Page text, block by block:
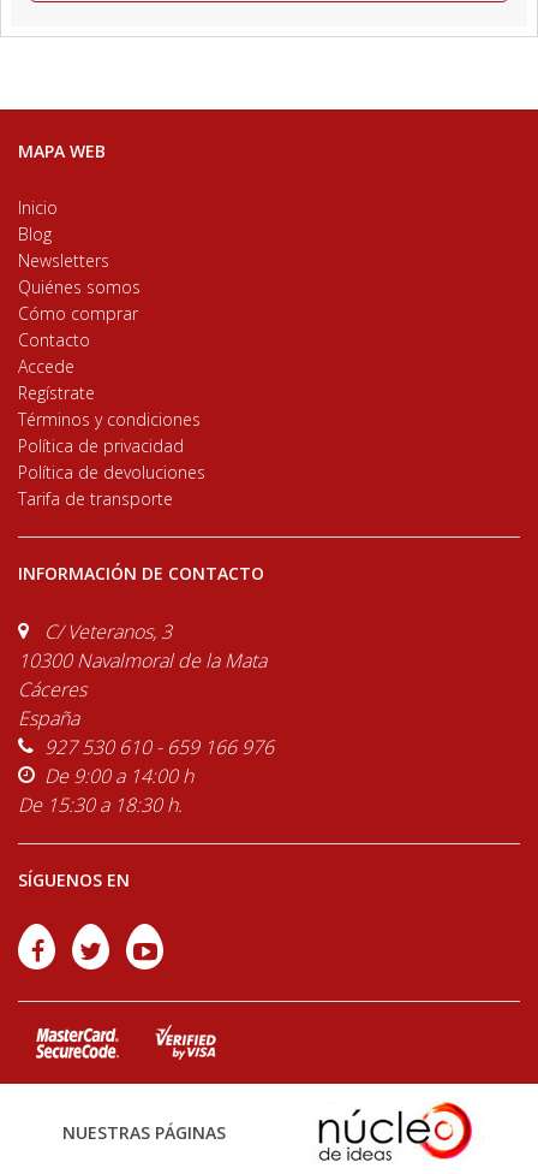
MAPA WEB
Inicio
Blog
Newsletters
Quiénes somos
Cómo comprar
Contacto
Accede
Regístrate
Términos y condiciones
Política de privacidad
Política de devoluciones
Tarifa de transporte
INFORMACIÓN DE CONTACTO
C/ Veteranos, 3
10300 Navalmoral de la Mata
Cáceres
España
927 530 610 - 659 166 976
De 9:00 a 14:00 h
De 15:30 a 18:30 h.
SÍGUENOS EN
NUESTRAS PÁGINAS